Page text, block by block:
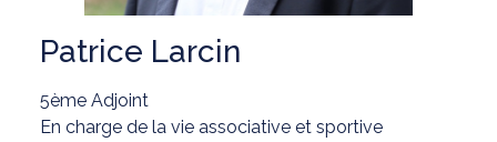
Patrice Larcin
5ème Adjoint
En charge de la vie associative et sportive